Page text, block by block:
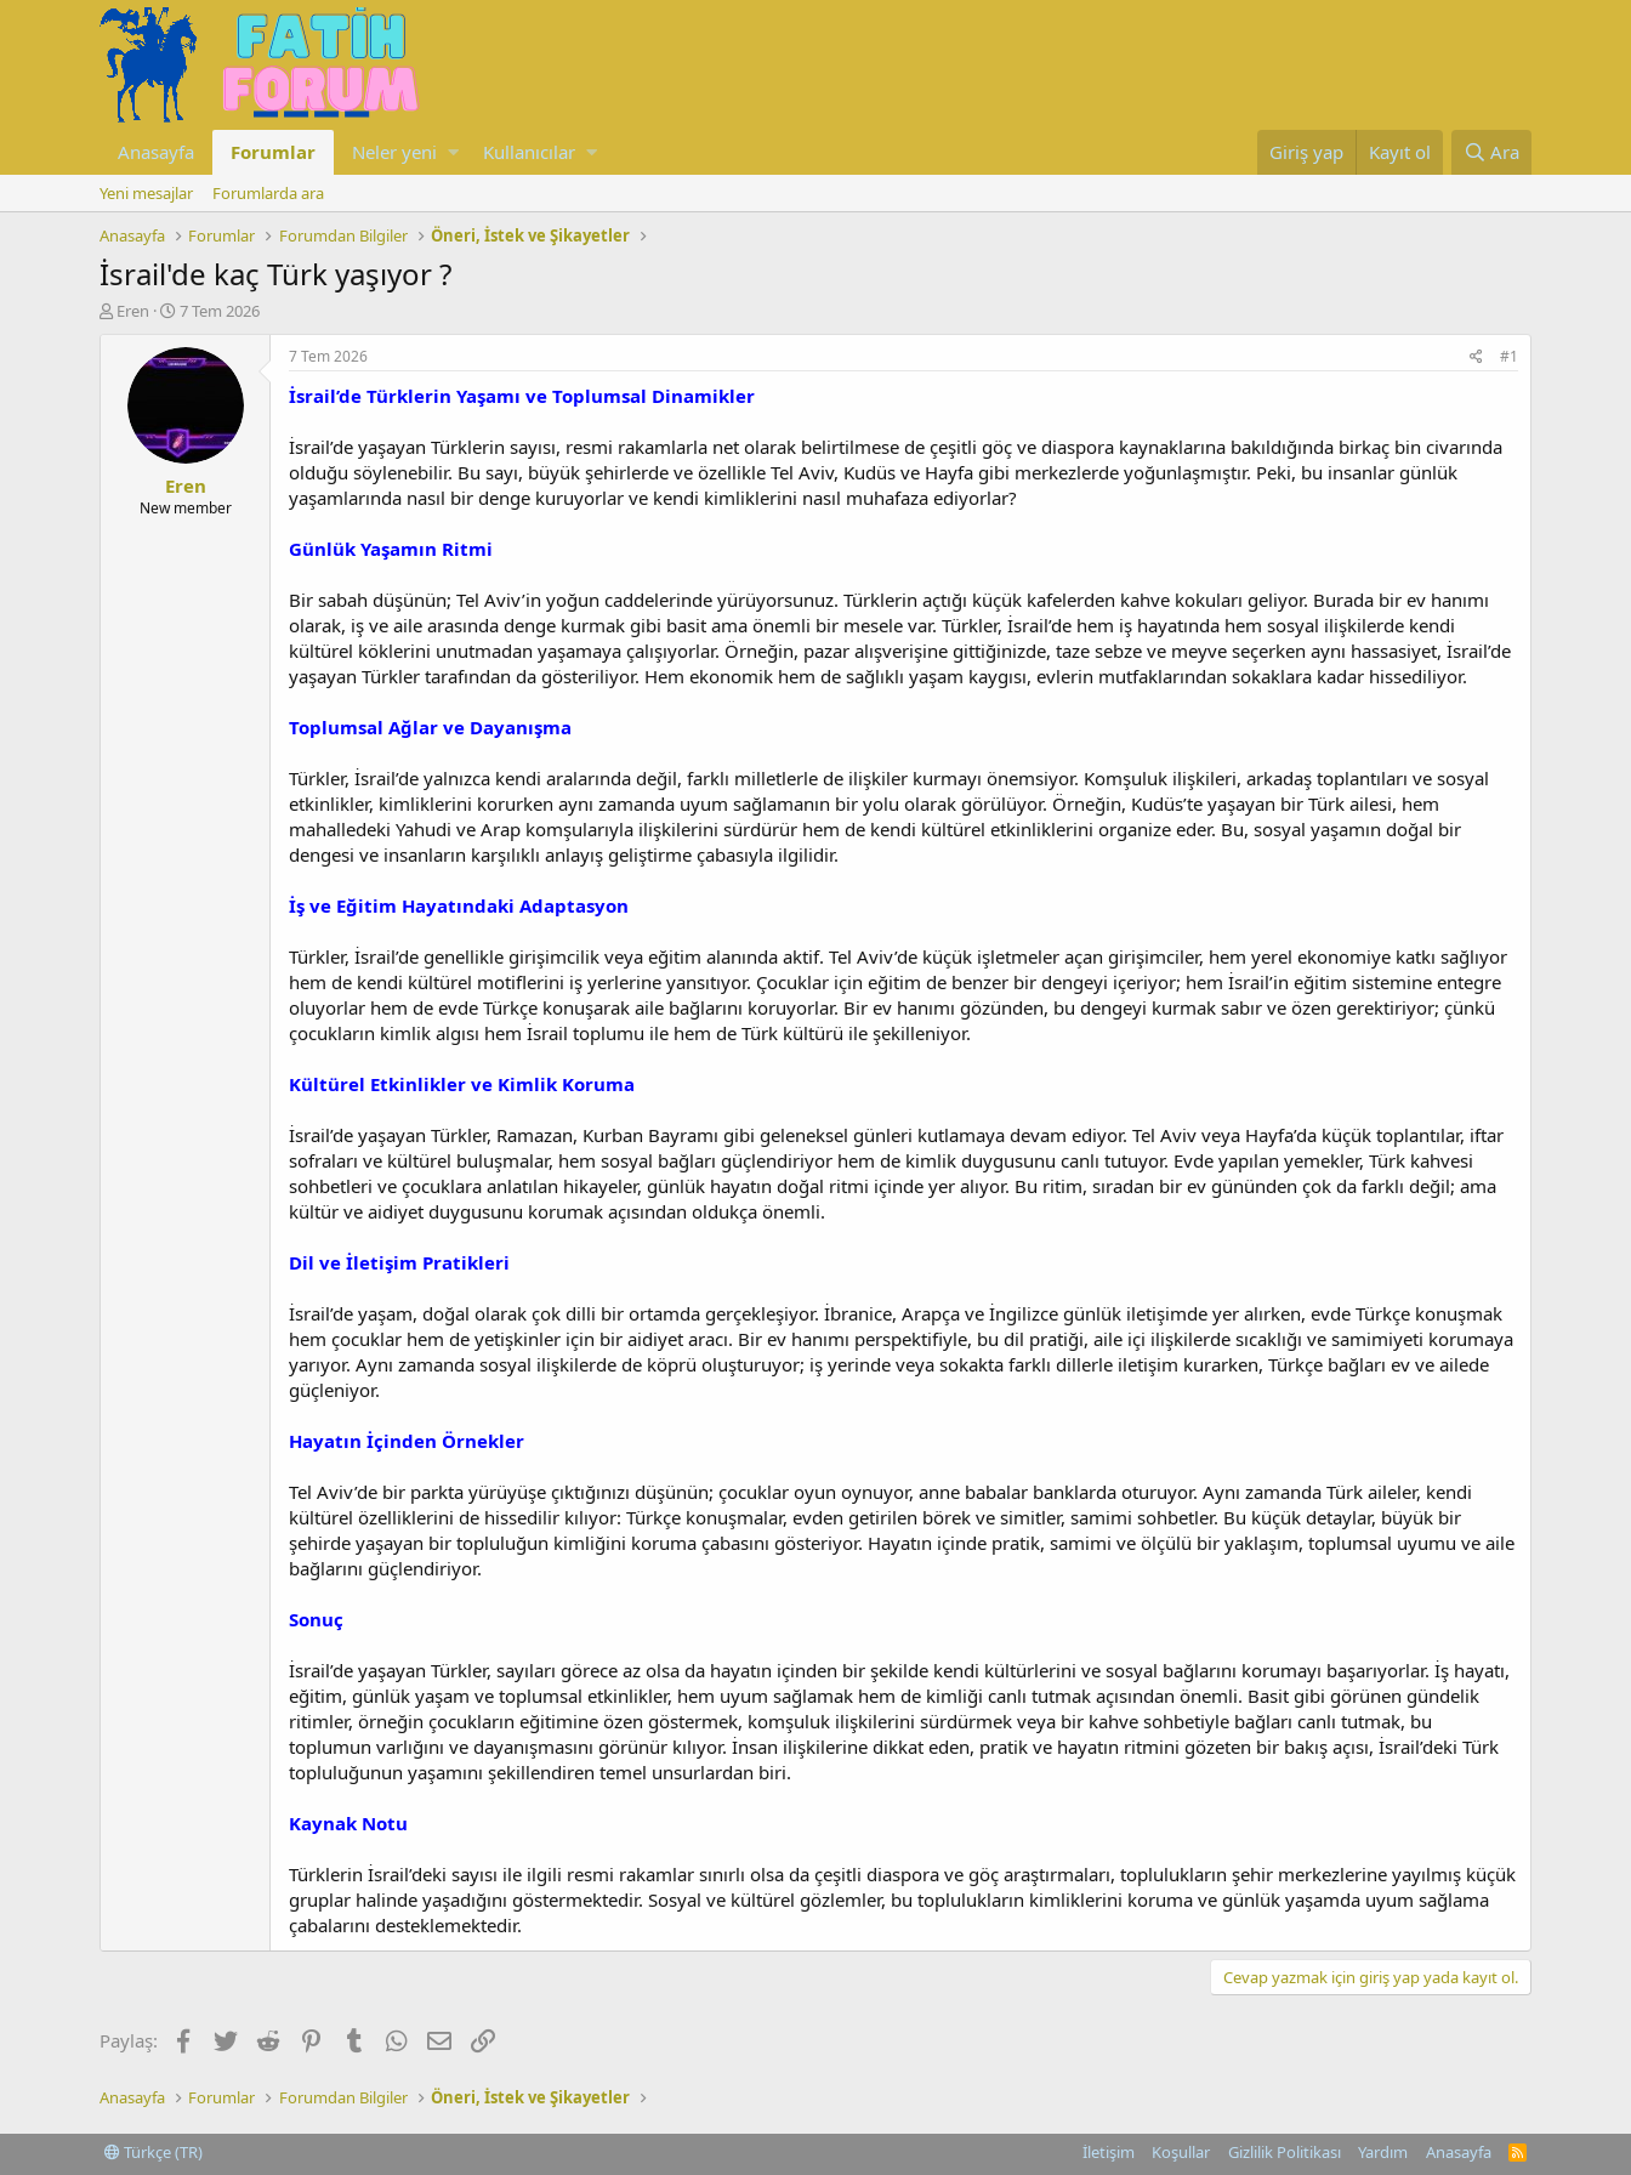
Anasayfa Forumlar Neler yeni Kullanıcılar Giriş yap Kayıt ol Ara
Yeni mesajlar
Forumlarda ara
Anasayfa
Forumlar Forumdan Bilgiler Öneri, İstek ve Şikayetler
İsrail'de kaç Türk yaşıyor ?
K
Eren
B
ş
l
g
ı
ç
t
7 Tem 2026
Eren
New member
7 Tem 2026 #1
İsrail’de Türklerin Yaşamı ve Toplumsal Dinamikler
İsrail’de yaşayan Türklerin sayısı, resmi rakamlarla net olarak belirtilmese de çeşitli göç ve diaspora kaynaklarına bakıldığında birkaç bin civarında
olduğu söylenebilir. Bu sayı, büyük şehirlerde ve özellikle Tel Aviv, Kudüs ve Hayfa gibi merkezlerde yoğunlaşmıştır. Peki, bu insanlar günlük
yaşamlarında nasıl bir denge kuruyorlar ve kendi kimliklerini nasıl muhafaza ediyorlar?
Günlük Yaşamın Ritmi
Bir sabah düşünün; Tel Aviv’in yoğun caddelerinde yürüyorsunuz. Türklerin açtığı küçük kafelerden kahve kokuları geliyor. Burada bir ev hanımı
olarak, iş ve aile arasında denge kurmak gibi basit ama önemli bir mesele var. Türkler, İsrail’de hem iş hayatında hem sosyal ilişkilerde kendi
kültürel köklerini unutmadan yaşamaya çalışıyorlar. Örneğin, pazar alışverişine gittiğinizde, taze sebze ve meyve seçerken aynı hassasiyet, İsrail’de
yaşayan Türkler tarafından da gösteriliyor. Hem ekonomik hem de sağlıklı yaşam kaygısı, evlerin mutfaklarından sokaklara kadar hissediliyor.
Toplumsal Ağlar ve Dayanışma
Türkler, İsrail’de yalnızca kendi aralarında değil, farklı milletlerle de ilişkiler kurmayı önemsiyor. Komşuluk ilişkileri, arkadaş toplantıları ve sosyal
etkinlikler, kimliklerini korurken aynı zamanda uyum sağlamanın bir yolu olarak görülüyor. Örneğin, Kudüs’te yaşayan bir Türk ailesi, hem
mahalledeki Yahudi ve Arap komşularıyla ilişkilerini sürdürür hem de kendi kültürel etkinliklerini organize eder. Bu, sosyal yaşamın doğal bir
dengesi ve insanların karşılıklı anlayış geliştirme çabasıyla ilgilidir.
İş ve Eğitim Hayatındaki Adaptasyon
Türkler, İsrail’de genellikle girişimcilik veya eğitim alanında aktif. Tel Aviv’de küçük işletmeler açan girişimciler, hem yerel ekonomiye katkı sağlıyor
hem de kendi kültürel motiflerini iş yerlerine yansıtıyor. Çocuklar için eğitim de benzer bir dengeyi içeriyor; hem İsrail’in eğitim sistemine entegre
oluyorlar hem de evde Türkçe konuşarak aile bağlarını koruyorlar. Bir ev hanımı gözünden, bu dengeyi kurmak sabır ve özen gerektiriyor; çünkü
çocukların kimlik algısı hem İsrail toplumu ile hem de Türk kültürü ile şekilleniyor.
Kültürel Etkinlikler ve Kimlik Koruma
İsrail’de yaşayan Türkler, Ramazan, Kurban Bayramı gibi geleneksel günleri kutlamaya devam ediyor. Tel Aviv veya Hayfa’da küçük toplantılar, iftar
sofraları ve kültürel buluşmalar, hem sosyal bağları güçlendiriyor hem de kimlik duygusunu canlı tutuyor. Evde yapılan yemekler, Türk kahvesi
sohbetleri ve çocuklara anlatılan hikayeler, günlük hayatın doğal ritmi içinde yer alıyor. Bu ritim, sıradan bir ev gününden çok da farklı değil; ama
kültür ve aidiyet duygusunu korumak açısından oldukça önemli.
Dil ve İletişim Pratikleri
İsrail’de yaşam, doğal olarak çok dilli bir ortamda gerçekleşiyor. İbranice, Arapça ve İngilizce günlük iletişimde yer alırken, evde Türkçe konuşmak
hem çocuklar hem de yetişkinler için bir aidiyet aracı. Bir ev hanımı perspektifiyle, bu dil pratiği, aile içi ilişkilerde sıcaklığı ve samimiyeti korumaya
yarıyor. Aynı zamanda sosyal ilişkilerde de köprü oluşturuyor; iş yerinde veya sokakta farklı dillerle iletişim kurarken, Türkçe bağları ev ve ailede
güçleniyor.
Hayatın İçinden Örnekler
Tel Aviv’de bir parkta yürüyüşe çıktığınızı düşünün; çocuklar oyun oynuyor, anne babalar banklarda oturuyor. Aynı zamanda Türk aileler, kendi
kültürel özelliklerini de hissedilir kılıyor: Türkçe konuşmalar, evden getirilen börek ve simitler, samimi sohbetler. Bu küçük detaylar, büyük bir
şehirde yaşayan bir topluluğun kimliğini koruma çabasını gösteriyor. Hayatın içinde pratik, samimi ve ölçülü bir yaklaşım, toplumsal uyumu ve aile
bağlarını güçlendiriyor.
Sonuç
İsrail’de yaşayan Türkler, sayıları görece az olsa da hayatın içinden bir şekilde kendi kültürlerini ve sosyal bağlarını korumayı başarıyorlar. İş hayatı,
eğitim, günlük yaşam ve toplumsal etkinlikler, hem uyum sağlamak hem de kimliği canlı tutmak açısından önemli. Basit gibi görünen gündelik
ritimler, örneğin çocukların eğitimine özen göstermek, komşuluk ilişkilerini sürdürmek veya bir kahve sohbetiyle bağları canlı tutmak, bu
toplumun varlığını ve dayanışmasını görünür kılıyor. İnsan ilişkilerine dikkat eden, pratik ve hayatın ritmini gözeten bir bakış açısı, İsrail’deki Türk
topluluğunun yaşamını şekillendiren temel unsurlardan biri.
Kaynak Notu
Türklerin İsrail’deki sayısı ile ilgili resmi rakamlar sınırlı olsa da çeşitli diaspora ve göç araştırmaları, toplulukların şehir merkezlerine yayılmış küçük
gruplar halinde yaşadığını göstermektedir. Sosyal ve kültürel gözlemler, bu toplulukların kimliklerini koruma ve günlük yaşamda uyum sağlama
çabalarını desteklemektedir.
Cevap yazmak için giriş yap yada kayıt ol.
Paylaş: Facebook
TwitterReddit PinterestTumblrWhatsApp
E-postaLink
Anasayfa Forumlar Forumdan Bilgiler Öneri, İstek ve Şikayetler
Türkçe (TR) İletişim Koşullar Gizlilik Politikası Yardım Anasayfa
R